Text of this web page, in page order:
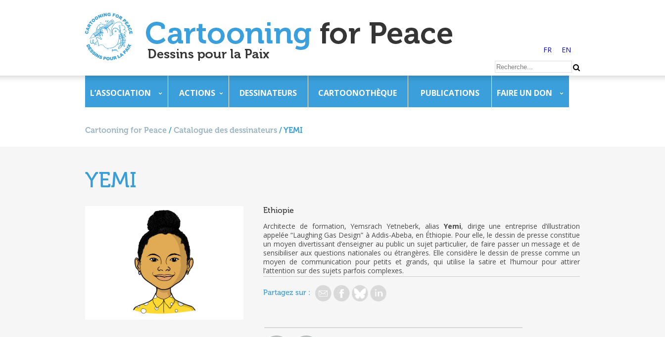
FR EN
L’ASSOCIATION ACTIONS DESSINATEURS CARTOONOTHÈQUE PUBLICATIONS FAIRE UN DON
Cartooning for Peace / Catalogue des dessinateurs /YEMI
YEMI
Ethiopie
Architecte de formation, Yemsrach Yetneberk, alias Yemi, dirige une entreprise d’illustration
appelée “Laughing Gas Design” à Addis-Abeba, en Éthiopie. Pour elle, le dessin de presse constitue
un moyen divertissant d’enseigner au public un sujet particulier, de faire passer un message et de
sensibiliser aux questions nationales ou étrangères. Elle considère le dessin de presse comme un
moyen de communication pour petits et grands, qui utilise la satire et l’humour pour attirer
l’attention sur des sujets parfois complexes.
Partagez sur :